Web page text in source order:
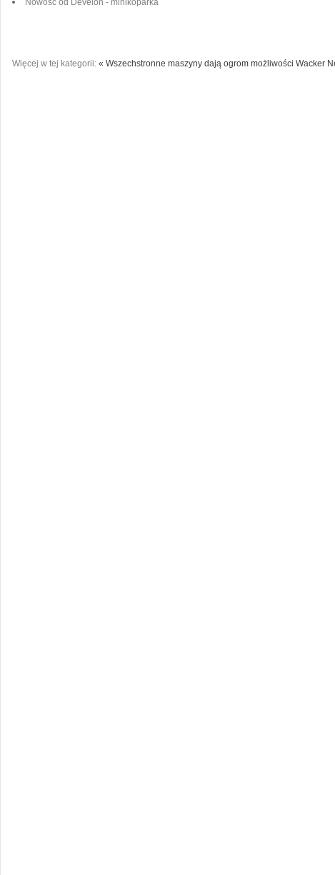
Nowość od Develon - minikoparka
Więcej w tej kategorii: « Wszechstronne maszyny dają ogrom możliwości Wacker